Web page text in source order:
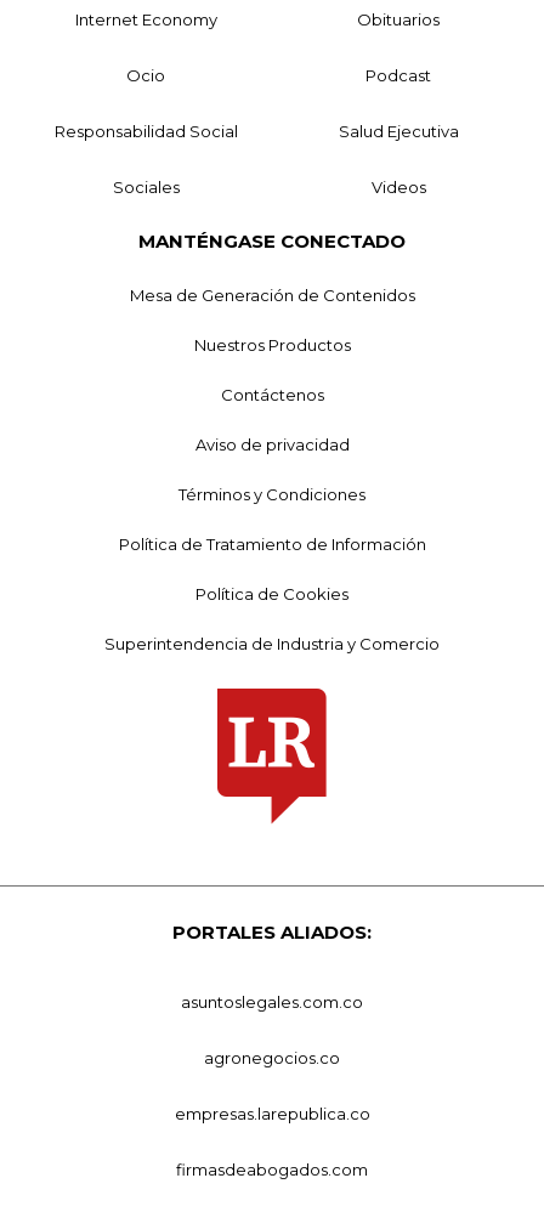
Internet Economy Obituarios
Ocio Podcast
Responsabilidad Social Salud Ejecutiva
Sociales Videos
MANTÉNGASE CONECTADO
Mesa de Generación de Contenidos
Nuestros Productos
Contáctenos
Aviso de privacidad
Términos y Condiciones
Política de Tratamiento de Información
Política de Cookies
Superintendencia de Industria y Comercio
PORTALES ALIADOS:
asuntoslegales.com.co
agronegocios.co
empresas.larepublica.co
firmasdeabogados.com